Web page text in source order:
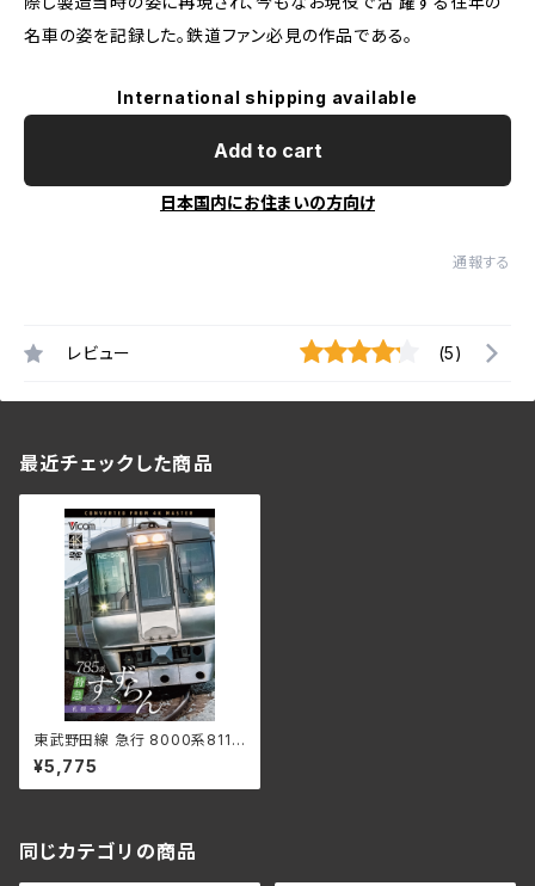
名車の姿を記録した。鉄道ファン必見の作品である。
International shipping available
Add to cart
日本国内にお住まいの方向け
通報する
レビュー (5)
最近チェックした商品
東武野田線 急行 8000系8111
F編成 大宮～柏～船橋 往復
DW-3414(仕様:DVD)
¥5,775
同じカテゴリの商品